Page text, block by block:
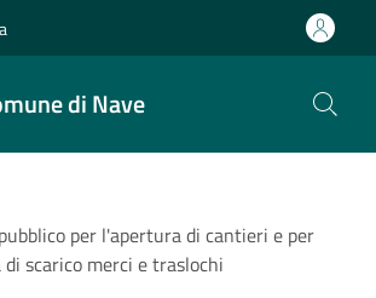
di Nave
pane
per l'apertura di cantieri e per
scarico merci e traslochi